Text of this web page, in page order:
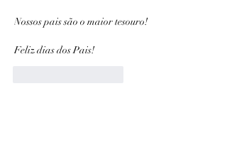
Nossos pais são o maior tesouro!
Feliz dias dos Pais!